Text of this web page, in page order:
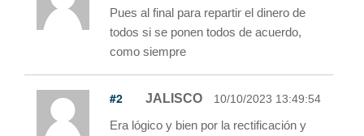
Pues al final para repartir el dinero de
todos si se ponen todos de acuerdo,
como siempre
#2 JALISCO 10/10/2023 13:49:54
Era lógico y bien por la rectificación y